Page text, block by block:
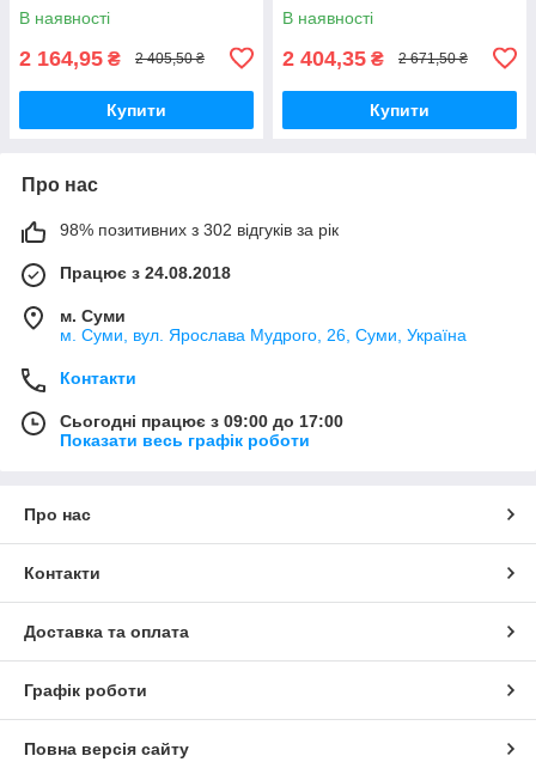
В наявності
2 164,95 ₴ 2 405,50 ₴
Купити
В наявності
2 404,35 ₴ 2 671,50 ₴
Купити
Про нас
98% позитивних з 302 відгуків за рік
Працює з 24.08.2018
м. Суми
м. Суми, вул. Ярослава Мудрого, 26, Суми, Україна
Контакти
Сьогодні працює з 09:00 до 17:00
Показати весь графік роботи
Про нас
Контакти
Доставка та оплата
Графік роботи
Повна версія сайту